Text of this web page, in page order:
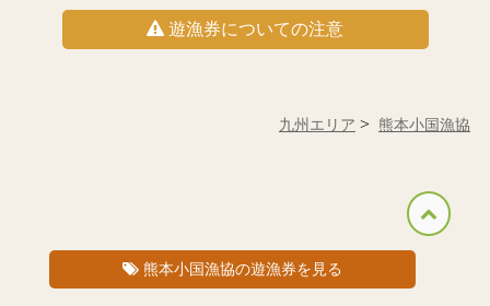
遊漁券についての注意
熊本小国漁協の遊漁券を見る
九州エリア 熊本小国漁協